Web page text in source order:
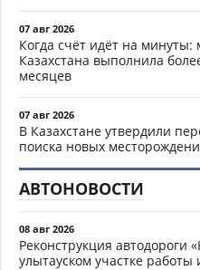
07 авг 2026
Когда счёт идёт на
Казахстана выполнила
месяцев
07 авг 2026
В Казахстане утвердили
поиска новых
АВТОНОВОСТИ
08 авг 2026
Реконструкция автодороги
улытауском участке